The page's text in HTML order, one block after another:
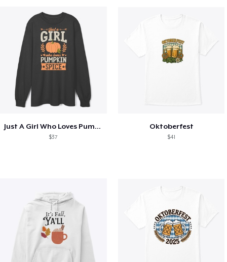
Just A Girl Who Loves Pumpkin Spice
$37
Oktoberfest
$41